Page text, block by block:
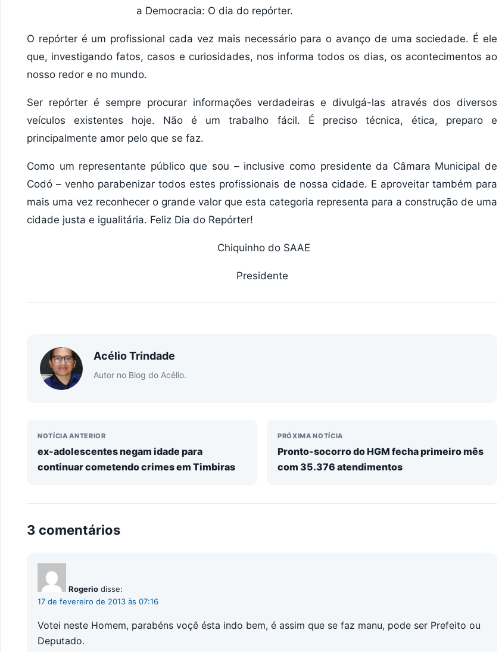
a Democracia: O dia do repórter.
O repórter é um profissional cada vez mais necessário para o avanço de uma sociedade. É ele
que, investigando fatos, casos e curiosidades, nos informa todos os dias, os acontecimentos ao
nosso redor e no mundo.
Ser repórter é sempre procurar informações verdadeiras e divulgá-las através dos diversos
veículos existentes hoje. Não é um trabalho fácil. É preciso técnica, ética, preparo e
principalmente amor pelo que se faz.
Como um representante público que sou – inclusive como presidente da Câmara Municipal de
Codó – venho parabenizar todos estes profissionais de nossa cidade. E aproveitar também para
mais uma vez reconhecer o grande valor que esta categoria representa para a construção de uma
cidade justa e igualitária. Feliz Dia do Repórter!
Chiquinho do SAAE
Presidente
Acélio Trindade
Autor no Blog do Acélio.
NOTÍCIA ANTERIOR
ex-adolescentes negam idade para
continuar cometendo crimes em Timbiras
PRÓXIMA NOTÍCIA
Pronto-socorro do HGM fecha primeiro mês
com 35.376 atendimentos
3 comentários
Rogerio disse:
17 de fevereiro de 2013 às 07:16
Votei neste Homem, parabéns voçê ésta indo bem, é assim que se faz manu, pode ser Prefeito ou
Deputado.